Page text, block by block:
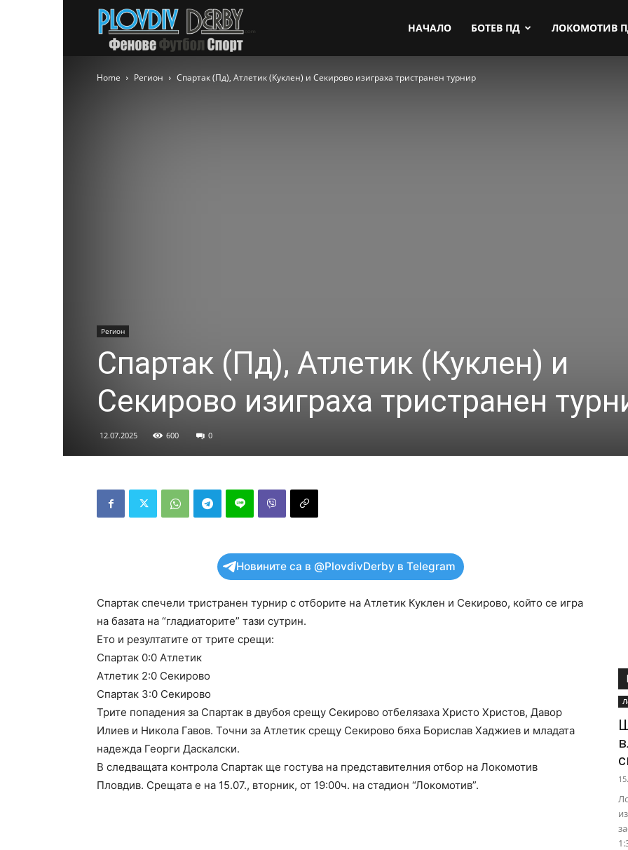
НАЧАЛО БОТЕВ ПД ЛОКОМОТИВ
Home Регион Спартак (Пд), Атлетик (Куклен) и Секирово изиграха тристранен турнир
Регион
Спартак (Пд), Атлетик (Куклен) и
Секирово изиграха тристранен
12.07.2025 600 0
Новините са в @PlovdivDerby в Telegram
Спартак спечели тристранен турнир с отборите на Атлетик Куклен и Секирово, който се игра
на базата на “гладиаторите” тази сутрин.
Ето и резултатите от трите срещи:
Спартак 0:0 Атлетик
Атлетик 2:0 Секирово
Спартак 3:0 Секирово
Трите попадения за Спартак в двубоя срещу Секирово отбелязаха Христо Христов, Давор
Илиев и Никола Гавов. Точни за Атлетик срещу Секирово бяха Борислав Хаджиев и младата
надежда Георги Даскалски.
В следващата контрола Спартак ще гостува на представителния отбор на Локомотив
Пловдив. Срещата е на 15.07., вторник, от 19:00ч. на стадион “Локомотив”.